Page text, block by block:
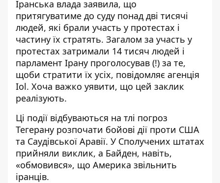
Іранська влада заявила, що
притягуватиме до суду понад дві тисячі
людей, які брали участь у протестах і
частину їх стратять. Загалом за участь у
протестах затримали 14 тисяч людей і
парламент Ірану проголосував (!) за те,
щоби стратити їх усіх, повідомляє агенція
Iol. Хоча важко уявити, що цей заклик
реалізують.
Ці події відбуваються на тлі погроз
Тегерану розпочати бойові дії проти США
та Саудівської Аравії. У Сполучених штатах
прийняли виклик, а Байден, навіть,
«обмовився», що Америка звільнить
іранців.